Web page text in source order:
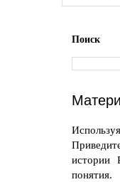
Поиск
истории
понятия.